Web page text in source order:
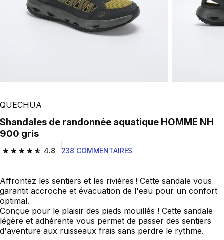
QUECHUA
Shandales de randonnée aquatique HOMME NH
900 gris
4.8
4.8 out of 5 stars from 238 reviews
238 COMMENTAIRES
Affrontez les sentiers et les rivières ! Cette sandale vous
garantit accroche et évacuation de l'eau pour un confort
optimal.
Conçue pour le plaisir des pieds mouillés ! Cette sandale
légère et adhérente vous permet de passer des sentiers
d'aventure aux ruisseaux frais sans perdre le rythme.